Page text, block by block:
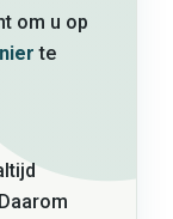
om u op
te